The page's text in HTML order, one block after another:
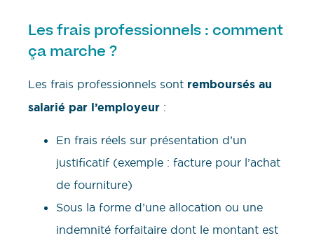
Les frais professionnels : comment
ça marche ?
Les frais professionnels sont remboursés au
salarié par l’employeur :
En frais réels sur présentation d’un
justificatif (exemple : facture pour l’achat
de fourniture)
Sous la forme d’une allocation ou une
indemnité forfaitaire dont le montant est